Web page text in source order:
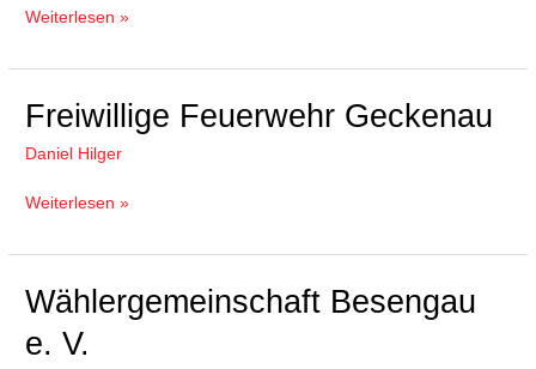
Weiterlesen »
Freiwillige Feuerwehr Geckenau
Daniel Hilger
Freiwillige
Feuerwehr
Geckenau
Weiterlesen »
Wählergemeinschaft Besengau
e. V.
Wählergemeinschaft
Besengau
e.